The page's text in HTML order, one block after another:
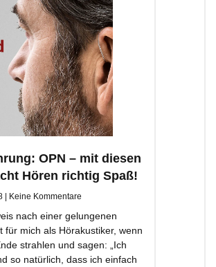
OPN – mit diesen
Hören richtig Spaß!
Keine Kommentare
nach einer gelungenen
für mich als Hörakustiker, wenn
strahlen und sagen: „Ich
so natürlich, dass ich einfach